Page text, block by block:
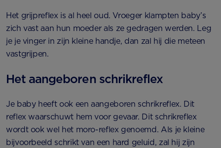
Het grijpreflex is al heel oud. Vroeger klampten baby’s
zich vast aan hun moeder als ze gedragen werden. Leg
je je vinger in zijn kleine handje, dan zal hij die meteen
vastgrijpen.
Het aangeboren schrikreflex
Je baby heeft ook een aangeboren schrikreflex. Dit
reflex waarschuwt hem voor gevaar. Dit schrikreflex
wordt ook wel het moro-reflex genoemd. Als je kleine
bijvoorbeeld schrikt van een hard geluid, zal hij zijn